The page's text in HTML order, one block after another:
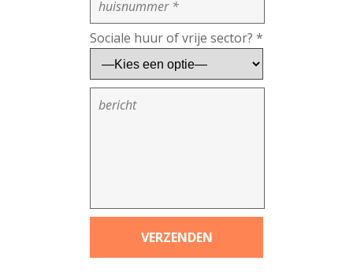
Sociale huur of vrije sector? *